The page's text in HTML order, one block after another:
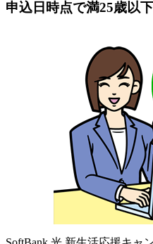
申込日時点で満25歳以